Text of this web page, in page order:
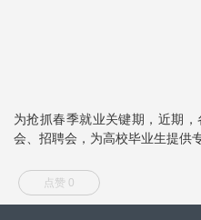
为抢抓春季就业关键期，近期
会、招聘会，为高校毕业生提供
点赞 0